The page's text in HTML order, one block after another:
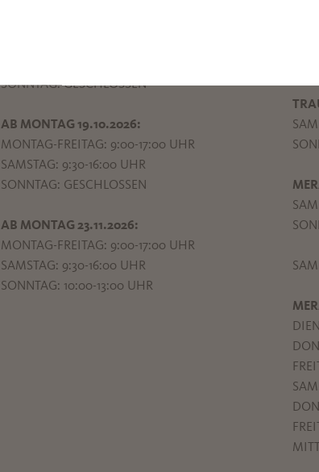
SONNTAG: GESCHLOSSEN
AB MONTAG 19.10.2026:
MONTAG-FREITAG: 9:00-17:00 UHR
SAMSTAG: 9:30-16:00 UHR
SONNTAG: GESCHLOSSEN
AB MONTAG 23.11.2026:
MONTAG-FREITAG: 9:00-17:00 UHR
SAMSTAG: 9:30-16:00 UHR
SONNTAG: 10:00-13:00 UHR